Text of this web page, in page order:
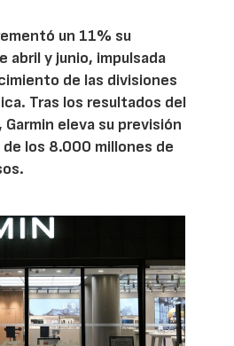
un 11% su
y junio, impulsada
de las divisiones
Tras los resultados del
eleva su previsión
de los 8.000 millones de